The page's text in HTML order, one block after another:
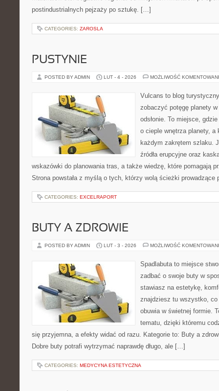
postindustrialnych pejzaży po sztukę. […]
CATEGORIES: ZAROSLA
PUSTYNIE
POSTED BY ADMIN LUT - 4 - 2026 MOŻLIWOŚĆ
Vulcans to blog
zobaczyć potęgę planety
odsłonie. To miejsce,
o cieple wnętrza planety, a
każdym zakrętem szlaku.
źródła erupcyjne oraz
wskazówki do planowania tras, a także wiedzę, które pomagają
Strona powstała z myślą o tych, którzy wolą ścieżki
CATEGORIES: EXCELRAPORT
BUTY A ZDROWIE
POSTED BY ADMIN LUT - 3 - 2026 MOŻLIWOŚĆ
Spadlabuta to miejsce
zadbać o swoje buty w
stawiasz na estetykę,
znajdziesz tu wszystko,
obuwia w świetnej formie.
tematu, dzięki któremu
się przyjemna, a efekty widać od razu. Kategorie to: Buty a
Dobre buty potrafi wytrzymać naprawdę długo, ale […]
CATEGORIES: MEDYCYNA ESTETYCZNA